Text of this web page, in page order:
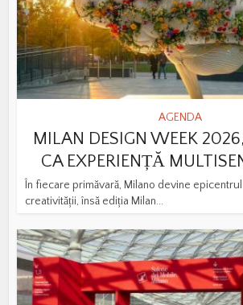
AGENDA
MILAN DESIGN WEEK
CA EXPERIENȚĂ
În fiecare primăvară, Milano devine
creativității, însă ediția Milan...